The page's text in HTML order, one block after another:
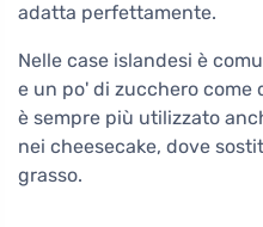
adatta perfettamente.
Nelle case islandesi è
e un po' di zucchero come
è sempre più utilizzato
nei cheesecake, dove
grasso.